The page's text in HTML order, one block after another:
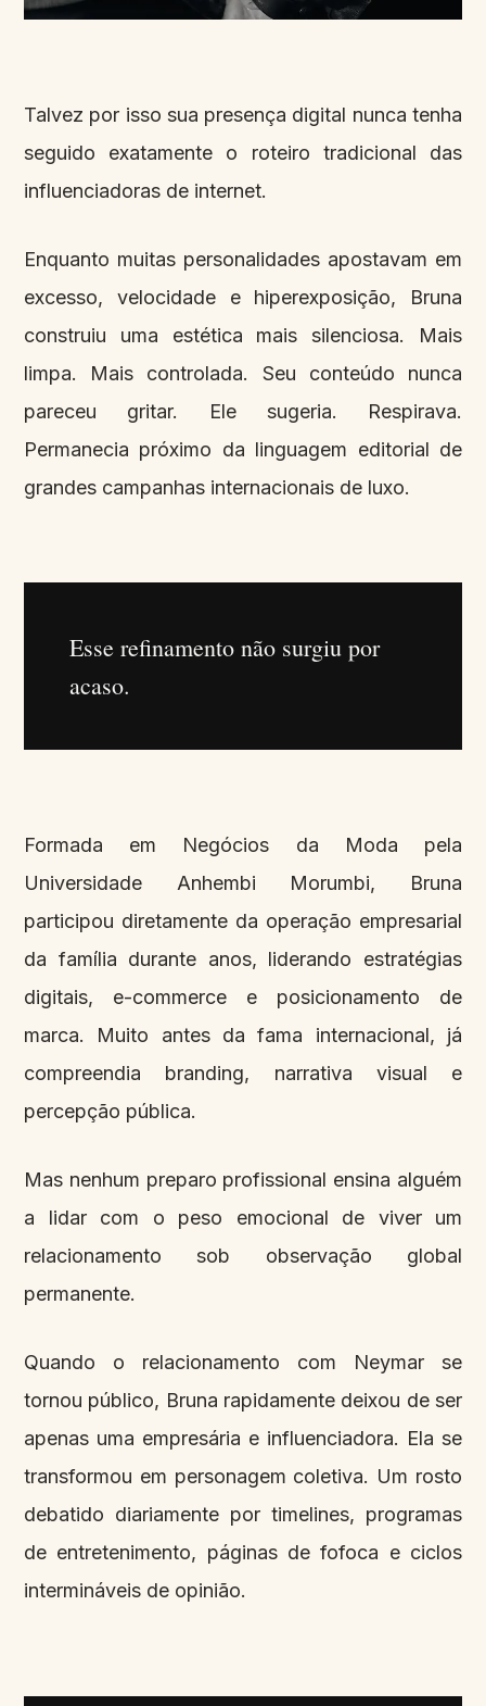
Talvez por isso sua presença digital nunca tenha
seguido exatamente o roteiro tradicional das
influenciadoras de internet.
Enquanto muitas personalidades apostavam em
excesso, velocidade e hiperexposição, Bruna
construiu uma estética mais silenciosa. Mais
limpa. Mais controlada. Seu conteúdo nunca
pareceu gritar. Ele sugeria. Respirava.
Permanecia próximo da linguagem editorial de
grandes campanhas internacionais de luxo.
Esse refinamento não surgiu por
acaso.
Formada em Negócios da Moda pela
Universidade Anhembi Morumbi, Bruna
participou diretamente da operação empresarial
da família durante anos, liderando estratégias
digitais, e-commerce e posicionamento de
marca. Muito antes da fama internacional, já
compreendia branding, narrativa visual e
percepção pública.
Mas nenhum preparo profissional ensina alguém
a lidar com o peso emocional de viver um
relacionamento sob observação global
permanente.
Quando o relacionamento com Neymar se
tornou público, Bruna rapidamente deixou de ser
apenas uma empresária e influenciadora. Ela se
transformou em personagem coletiva. Um rosto
debatido diariamente por timelines, programas
de entretenimento, páginas de fofoca e ciclos
intermináveis de opinião.